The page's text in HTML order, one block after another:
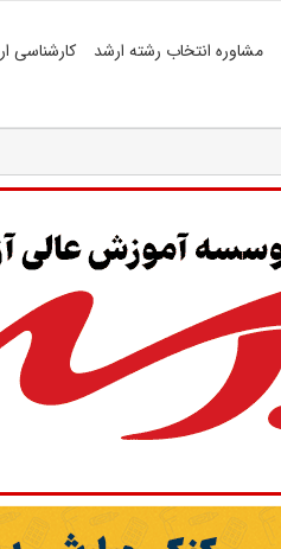
مشاوره انتخاب رشته ارشد کارشناسی